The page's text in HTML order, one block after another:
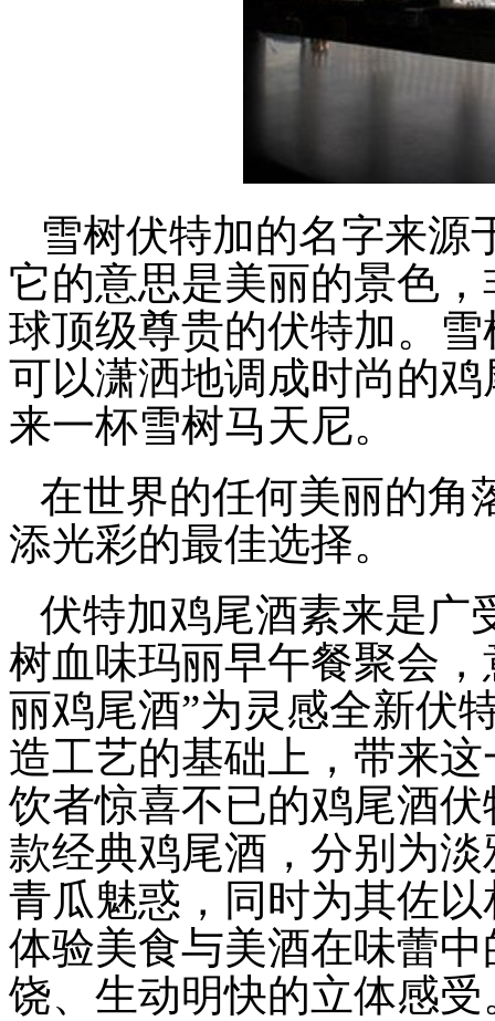
雪树伏特加的名字来源
它的意思是美丽的景色
球顶级尊贵的伏特加。
可以潇洒地调成时尚的
来一杯雪树马天尼。
在世界的任何美丽的角
添光彩的最佳选择。
伏特加鸡尾酒素来是广
树血味玛丽早午餐聚会
丽鸡尾酒”为灵感全新伏
造工艺的基础上，带来
饮者惊喜不已的鸡尾酒
款经典鸡尾酒，分别为
青瓜魅惑，同时为其佐
体验美食与美酒在味蕾
饶、生动明快的立体感受